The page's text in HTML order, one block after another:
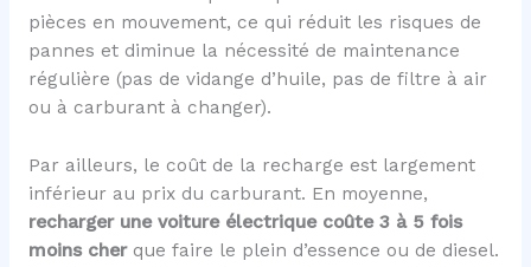
pièces en mouvement, ce qui réduit les risques de
pannes et diminue la nécessité de maintenance
régulière (pas de vidange d’huile, pas de filtre à air
ou à carburant à changer).
Par ailleurs, le coût de la recharge est largement
inférieur au prix du carburant. En moyenne,
recharger une voiture électrique coûte 3 à 5 fois
moins cherque faire le plein d’essence ou de diesel.